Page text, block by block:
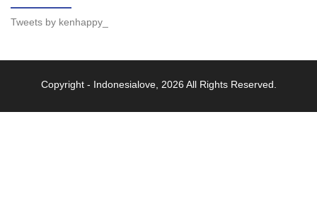
Tweets by kenhappy_
Copyright - Indonesialove, 2026 All Rights Reserved.